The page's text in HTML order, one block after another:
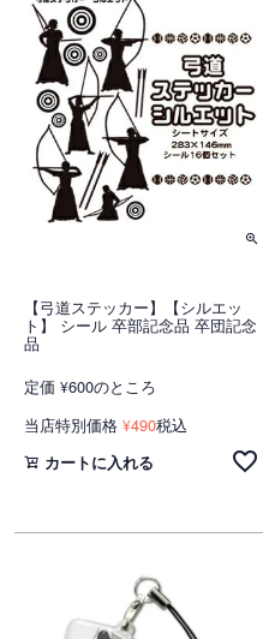
【弓道ステッカー】【シルエッ
ト】 シール 卒部記念品 卒団記念
品
定価 ¥600のところ
当店特別価格 ¥490税込
カートに入れる